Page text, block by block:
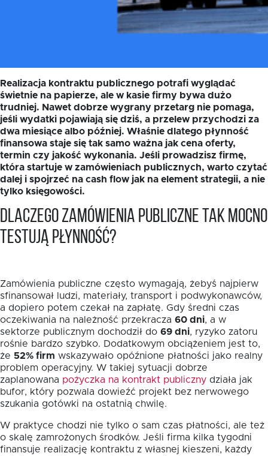
Realizacja kontraktu publicznego potrafi wyglądać
świetnie na papierze, ale w kasie firmy bywa dużo
trudniej. Nawet dobrze wygrany przetarg nie pomaga,
jeśli wydatki pojawiają się dziś, a przelew przychodzi za
dwa miesiące albo później. Właśnie dlatego płynność
finansowa staje się tak samo ważna jak cena oferty,
termin czy jakość wykonania. Jeśli prowadzisz firmę,
która startuje w zamówieniach publicznych, warto czytać
dalej i spojrzeć na cash flow jak na element strategii, a nie
tylko księgowości.
Dlaczego zamówienia publiczne tak mocno
testują płynność?
Zamówienia publiczne często wymagają, żebyś najpierw
sfinansował ludzi, materiały, transport i podwykonawców,
a dopiero potem czekał na zapłatę. Gdy średni czas
oczekiwania na należność przekracza 60 dni, a w
sektorze publicznym dochodził do 69 dni, ryzyko zatoru
rośnie bardzo szybko. Dodatkowym obciążeniem jest to,
że 52% firm wskazywało opóźnione płatności jako realny
problem operacyjny. W takiej sytuacji dobrze
zaplanowana pożyczka na kontrakt publiczny działa jak
bufor, który pozwala dowieźć projekt bez nerwowego
szukania gotówki na ostatnią chwilę.
W praktyce chodzi nie tylko o sam czas płatności, ale też
o skalę zamrożonych środków. Jeśli firma kilka tygodni
finansuje realizację kontraktu z własnej kieszeni, każdy